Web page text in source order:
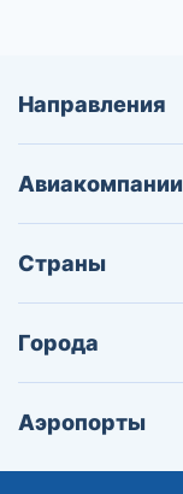
Направления
Авиакомпании
Страны
Города
Аэропорты